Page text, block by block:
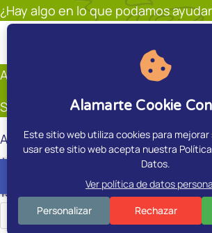
ES
¿Hay algo en lo que podamos
Andrés Restrepo
Soporte
Andrés Restrepo
¿Hay algo en que pueda ayudarte?.
15:00
Alamarte Cookie
Este sitio web utiliza cookies para mejorar
usar este sitio web acepta nuestra
Datos.
Ver política de datos
Personalizar Rechazar